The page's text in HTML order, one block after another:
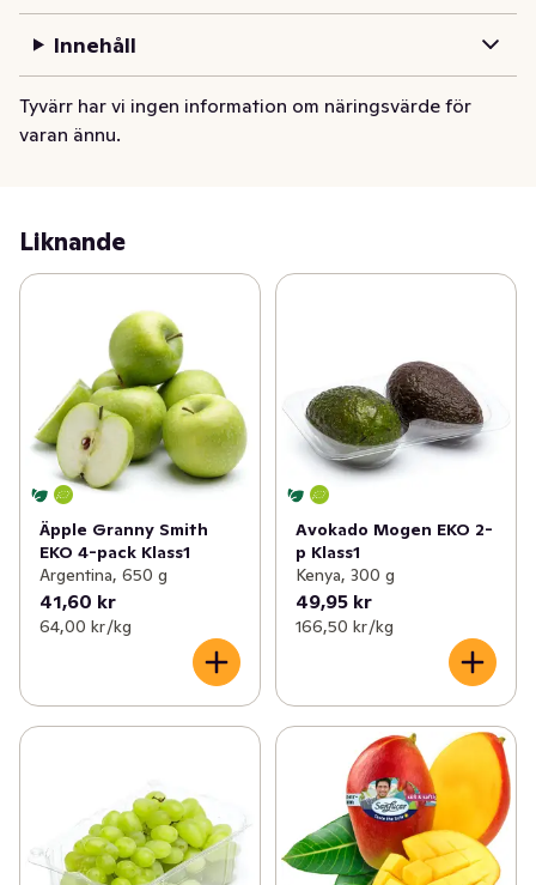
Innehåll
Tyvärr har vi ingen information om näringsvärde för
varan ännu.
Liknande
Äpple Granny Smith
EKO 4-pack Klass1
Argentina, 650 g
41,60 kr
64,00 kr /kg
Avokado Mogen EKO 2-
p Klass1
Kenya, 300 g
49,95 kr
166,50 kr /kg